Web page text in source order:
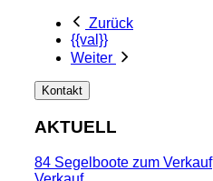
Zurück
{{val}}
Weiter
Kontakt
AKTUELL
84 Segelboote zum Verkauf